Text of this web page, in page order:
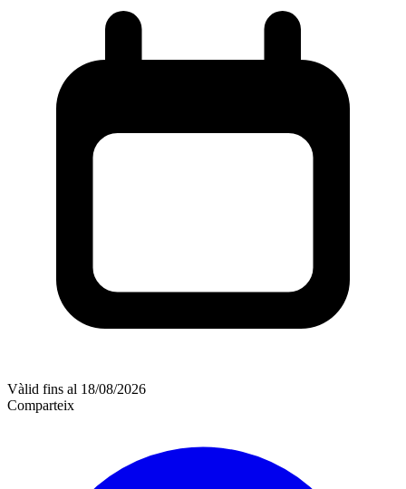
Vàlid fins al 18/08/2026
Comparteix